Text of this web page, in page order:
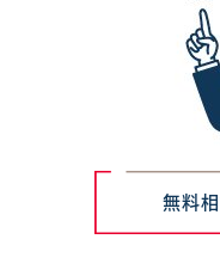
無料